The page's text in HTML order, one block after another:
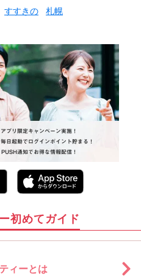
すすきの 札幌
初めてガイド
ィーとは